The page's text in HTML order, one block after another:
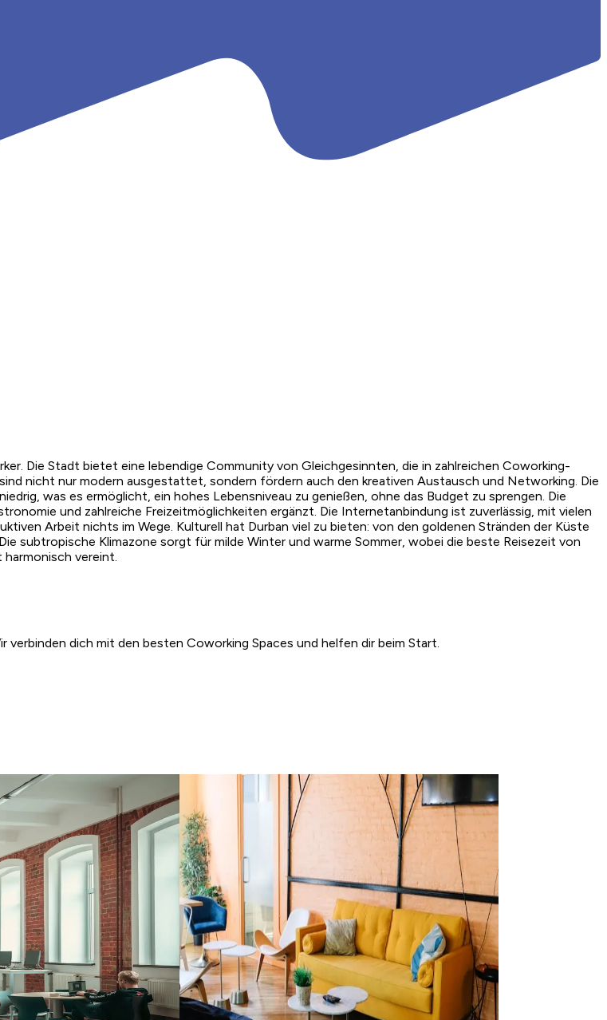
Die Stadt bietet eine lebendige Community von Gleichgesinnten, die in zahlreichen Coworking-
nicht nur modern ausgestattet, sondern fördern auch den kreativen Austausch und Networking. Die
was es ermöglicht, ein hohes Lebensniveau zu genießen, ohne das Budget zu sprengen. Die
und zahlreiche Freizeitmöglichkeiten ergänzt. Die Internetanbindung ist zuverlässig, mit vielen
Arbeit nichts im Wege. Kulturell hat Durban viel zu bieten: von den goldenen Stränden der Küste
subtropische Klimazone sorgt für milde Winter und warme Sommer, wobei die beste Reisezeit von
harmonisch vereint.
dich mit den besten Coworking Spaces und helfen dir beim Start.